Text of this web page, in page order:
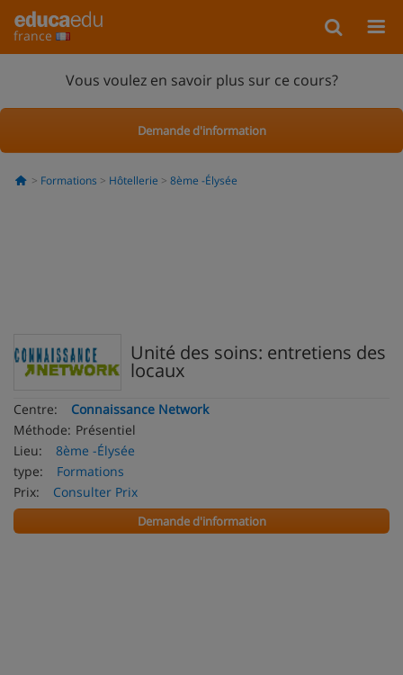
france
Vous voulez en savoir plus sur ce cours?
Demande d'information
Formations Hôtellerie 8ème -Élysée
Unité des soins: entretiens des
locaux
Centre:
Connaissance Network
Méthode: Présentiel
Lieu:
8ème -Élysée
type:
Formations
Prix:
Consulter Prix
Demande d'information